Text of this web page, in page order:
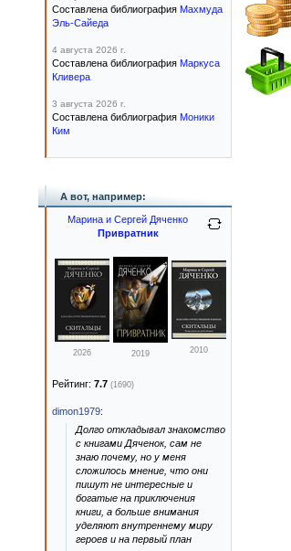
Составлена библиография Махмуда
Эль-Сайеда
4 августа 2026 г.
Составлена библиография Маркуса
Кливера
3 августа 2026 г.
Составлена библиография Моники
Ким
А вот, например:
Марина и Сергей Дяченко
Привратник
2026 2019 2010
Рейтинг: 7.7 (1690)
dimon1979:
Долго откладывал знакомство
с книгами Дяченок, сам не
знаю почему, но у меня
сложилось мнение, что они
пишут не интересные и
богатые на приключения
книги, а больше внимания
уделяют внутреннему миру
героев и на первый план